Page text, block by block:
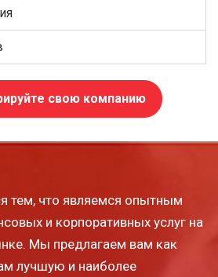
свою компанию
тем, что являемся опытным
и корпоративных услуг на
Мы предлагаем вам как
лучшую и наиболее